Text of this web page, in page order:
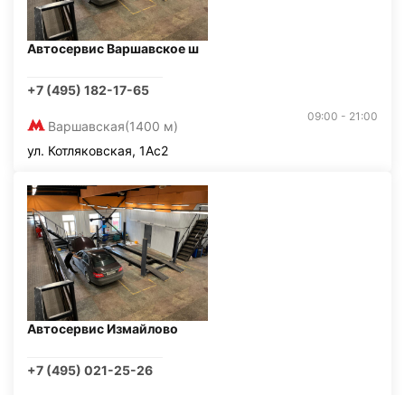
Автосервис Варшавское ш
+7 (495) 182-17-65
Варшавская(1400 м)
09:00 - 21:00
ул. Котляковская, 1Ас2
Автосервис Измайлово
+7 (495) 021-25-26